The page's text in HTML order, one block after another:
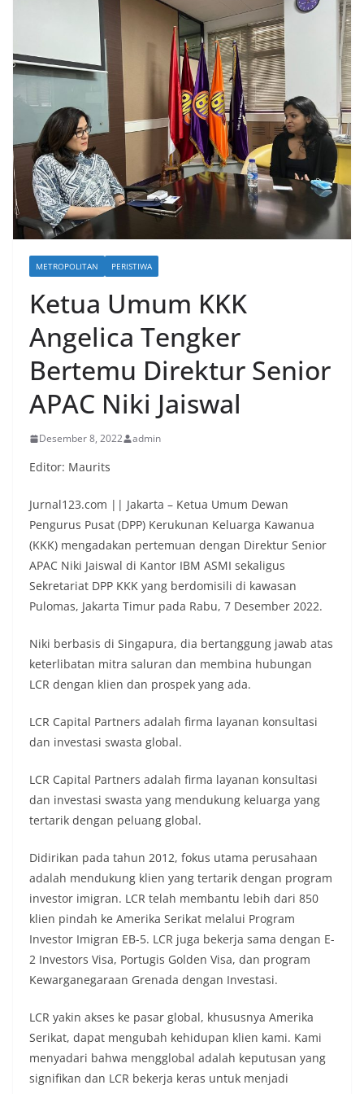
METROPOLITAN PERISTIWA
Ketua Umum KKK
Angelica Tengker
Bertemu Direktur Senior
APAC Niki Jaiswal
Desember 8, 2022 admin
Editor: Maurits
Jurnal123.com || Jakarta – Ketua Umum Dewan
Pengurus Pusat (DPP) Kerukunan Keluarga Kawanua
(KKK) mengadakan pertemuan dengan Direktur Senior
APAC Niki Jaiswal di Kantor IBM ASMI sekaligus
Sekretariat DPP KKK yang berdomisili di kawasan
Pulomas, Jakarta Timur pada Rabu, 7 Desember 2022.
Niki berbasis di Singapura, dia bertanggung jawab atas
keterlibatan mitra saluran dan membina hubungan
LCR dengan klien dan prospek yang ada.
LCR Capital Partners adalah firma layanan konsultasi
dan investasi swasta global.
LCR Capital Partners adalah firma layanan konsultasi
dan investasi swasta yang mendukung keluarga yang
tertarik dengan peluang global.
Didirikan pada tahun 2012, fokus utama perusahaan
adalah mendukung klien yang tertarik dengan program
investor imigran. LCR telah membantu lebih dari 850
klien pindah ke Amerika Serikat melalui Program
Investor Imigran EB-5. LCR juga bekerja sama dengan E-
2 Investors Visa, Portugis Golden Visa, dan program
Kewarganegaraan Grenada dengan Investasi.
LCR yakin akses ke pasar global, khususnya Amerika
Serikat, dapat mengubah kehidupan klien kami. Kami
menyadari bahwa mengglobal adalah keputusan yang
signifikan dan LCR bekerja keras untuk menjadi